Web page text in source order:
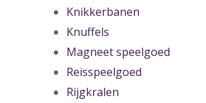
Knikkerbanen
Knuffels
Magneet speelgoed
Reisspeelgoed
Rijgkralen